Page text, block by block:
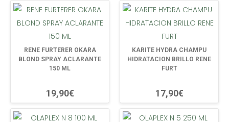
RENE FURTERER OKARA
BLOND SPRAY ACLARANTE
150 ML
19,90€
KARITE HYDRA CHAMPU
HIDRATACION BRILLO RENE
FURT
17,90€